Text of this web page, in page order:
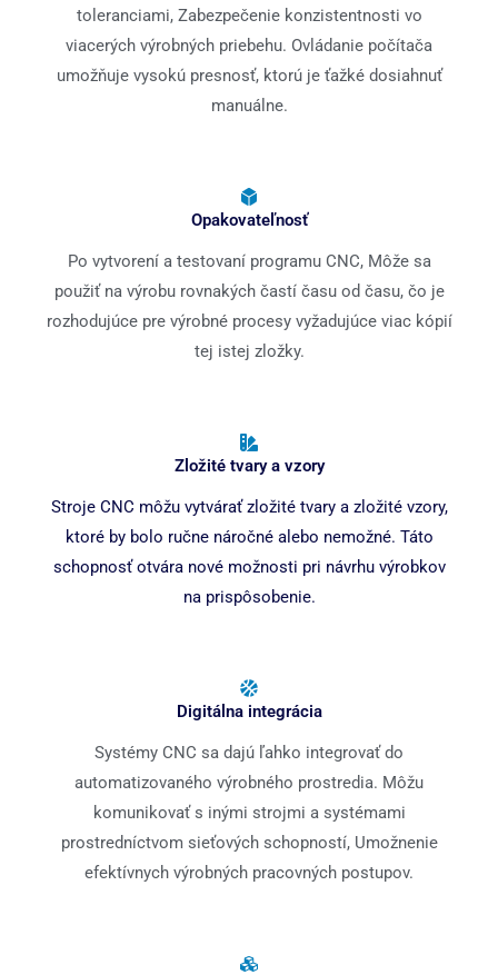
toleranciami, Zabezpečenie konzistentnosti vo
viacerých výrobných priebehu. Ovládanie počítača
umožňuje vysokú presnosť, ktorú je ťažké dosiahnuť
manuálne.
Opakovateľnosť
Po vytvorení a testovaní programu CNC, Môže sa
použiť na výrobu rovnakých častí času od času, čo je
rozhodujúce pre výrobné procesy vyžadujúce viac kópií
tej istej zložky.
Zložité tvary a vzory
Stroje CNC môžu vytvárať zložité tvary a zložité vzory,
ktoré by bolo ručne náročné alebo nemožné. Táto
schopnosť otvára nové možnosti pri návrhu výrobkov
na prispôsobenie.
Digitálna integrácia
Systémy CNC sa dajú ľahko integrovať do
automatizovaného výrobného prostredia. Môžu
komunikovať s inými strojmi a systémami
prostredníctvom sieťových schopností, Umožnenie
efektívnych výrobných pracovných postupov.